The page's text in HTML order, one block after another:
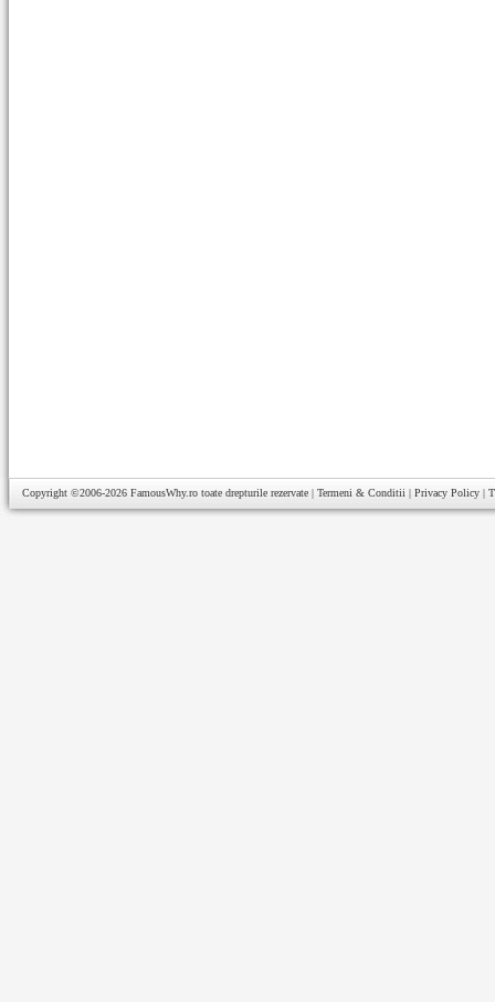
Copyright ©2006-2026 FamousWhy.ro toate drepturile rezervate | Termeni & Conditii | Privacy Policy |